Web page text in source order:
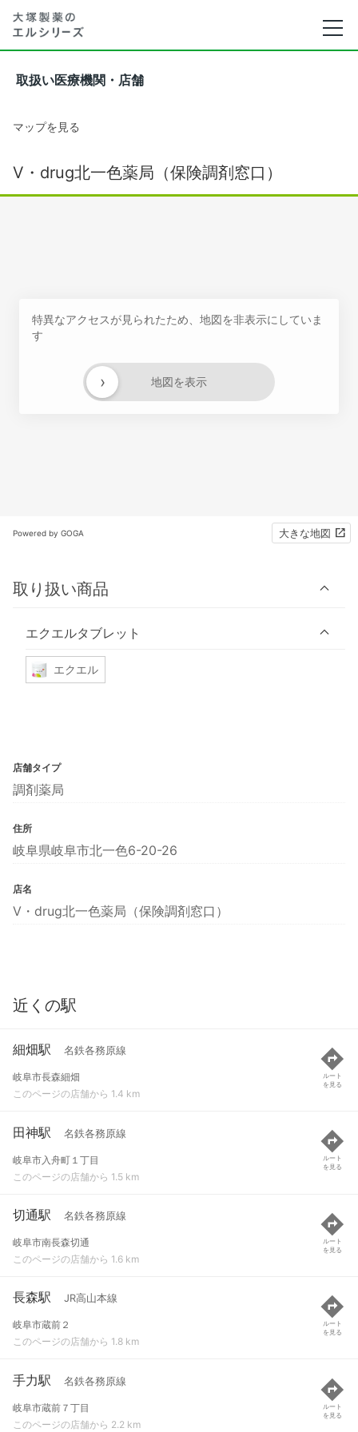
取扱い医療機関・店舗
マップを見る
V・drug北一色薬局（保険調剤窓口）
特異なアクセスが見られたため、地図を非表示にしていま
す
地図を表示
›
Powered by GOGA 大きな地図
取り扱い商品
エクエルタブレット
エクエル
店舗タイプ
調剤薬局
住所
岐阜県岐阜市北一色6-20-26
店名
V・drug北一色薬局（保険調剤窓口）
近くの駅
細畑駅 名鉄各務原線
岐阜市長森細畑
このページの店舗から 1.4 km
ルート
を見る
田神駅 名鉄各務原線
岐阜市入舟町１丁目
このページの店舗から 1.5 km
ルート
を見る
切通駅 名鉄各務原線
岐阜市南長森切通
このページの店舗から 1.6 km
ルート
を見る
長森駅 JR高山本線
岐阜市蔵前２
このページの店舗から 1.8 km
ルート
を見る
手力駅 名鉄各務原線
岐阜市蔵前７丁目
このページの店舗から 2.2 km
ルート
を見る